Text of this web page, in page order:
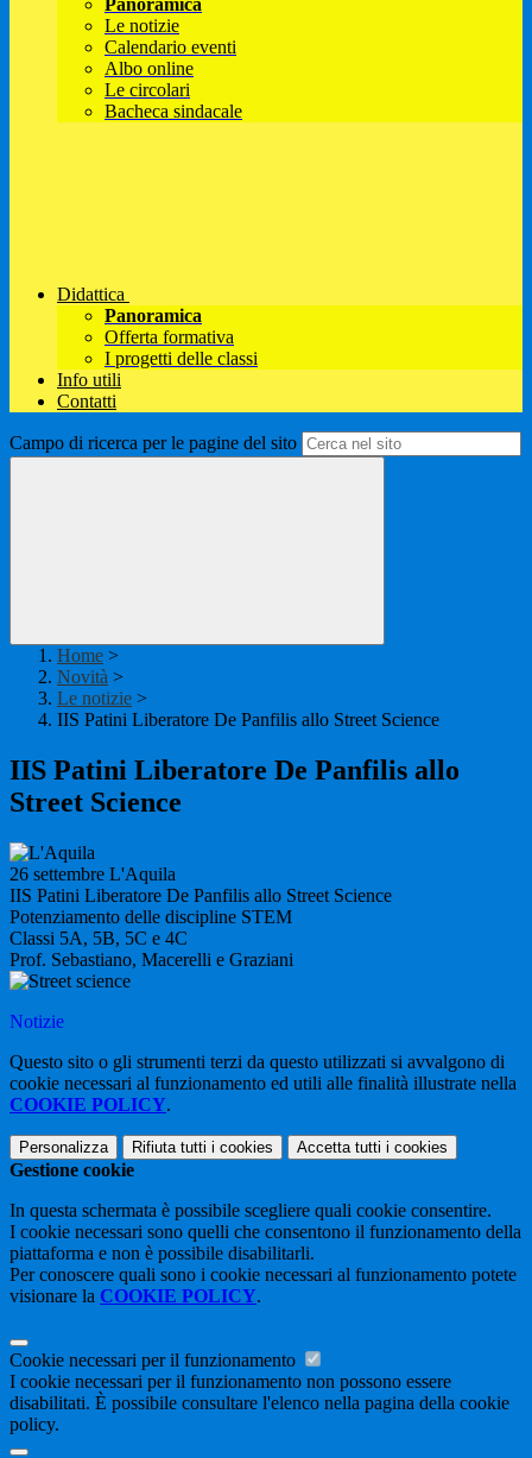
Panoramica
Le notizie
Calendario eventi
Albo online
Le circolari
Bacheca sindacale
Didattica
Panoramica
Offerta formativa
I progetti delle classi
Info utili
Contatti
Campo di ricerca per le pagine del sito
Home >
Novità >
Le notizie >
IIS Patini Liberatore De Panfilis allo Street Science
IIS Patini Liberatore De Panfilis allo
Street Science
26 settembre L'Aquila
IIS Patini Liberatore De Panfilis allo Street Science
Potenziamento delle discipline STEM
Classi 5A, 5B, 5C e 4C
Prof. Sebastiano, Macerelli e Graziani
Notizie
Questo sito o gli strumenti terzi da questo utilizzati si avvalgono di
cookie necessari al funzionamento ed utili alle finalità illustrate nella
COOKIE POLICY.
Personalizza Rifiuta tutti i cookies Accetta tutti i cookies
Gestione cookie
In questa schermata è possibile scegliere quali cookie consentire.
I cookie necessari sono quelli che consentono il funzionamento della
piattaforma e non è possibile disabilitarli.
Per conoscere quali sono i cookie necessari al funzionamento potete
visionare la COOKIE POLICY.
Cookie necessari per il funzionamento
I cookie necessari per il funzionamento non possono essere
disabilitati. È possibile consultare l'elenco nella pagina della cookie
policy.